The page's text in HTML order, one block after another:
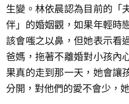
生變。林依晨認為目前的「
伴」的婚姻觀，如果年輕時
該會嗤之以鼻，但她表示看
爸媽，拖著不離婚對小孩內
果真的走到那一天，她會讓
分開，對他們的愛不會少，